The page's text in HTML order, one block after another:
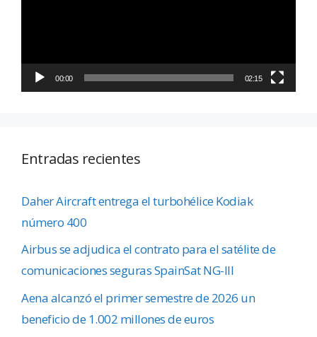
00:00 02:15
Entradas recientes
Daher Aircraft entrega el turbohélice Kodiak
número 400
Airbus se adjudica el contrato para el satélite de
comunicaciones seguras SpainSat NG-III
Aena alcanzó el primer semestre de 2026 un
beneficio de 1.002 millones de euros